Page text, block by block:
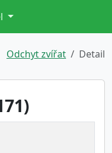
Odchyt zvířat Detail